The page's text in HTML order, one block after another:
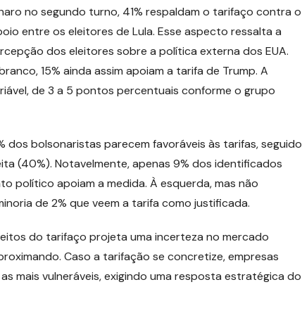
no segundo turno, 41% respaldam o tarifaço contra o
entre os eleitores de Lula. Esse aspecto ressalta a
dos eleitores sobre a política externa dos EUA.
15% ainda assim apoiam a tarifa de Trump. A
de 3 a 5 pontos percentuais conforme o grupo
bolsonaristas parecem favoráveis às tarifas, seguido
(40%). Notavelmente, apenas 9% dos identificados
político apoiam a medida. À esquerda, mas não
de 2% que veem a tarifa como justificada.
do tarifaço projeta uma incerteza no mercado
Caso a tarifação se concretize, empresas
mais vulneráveis, exigindo uma resposta estratégica do